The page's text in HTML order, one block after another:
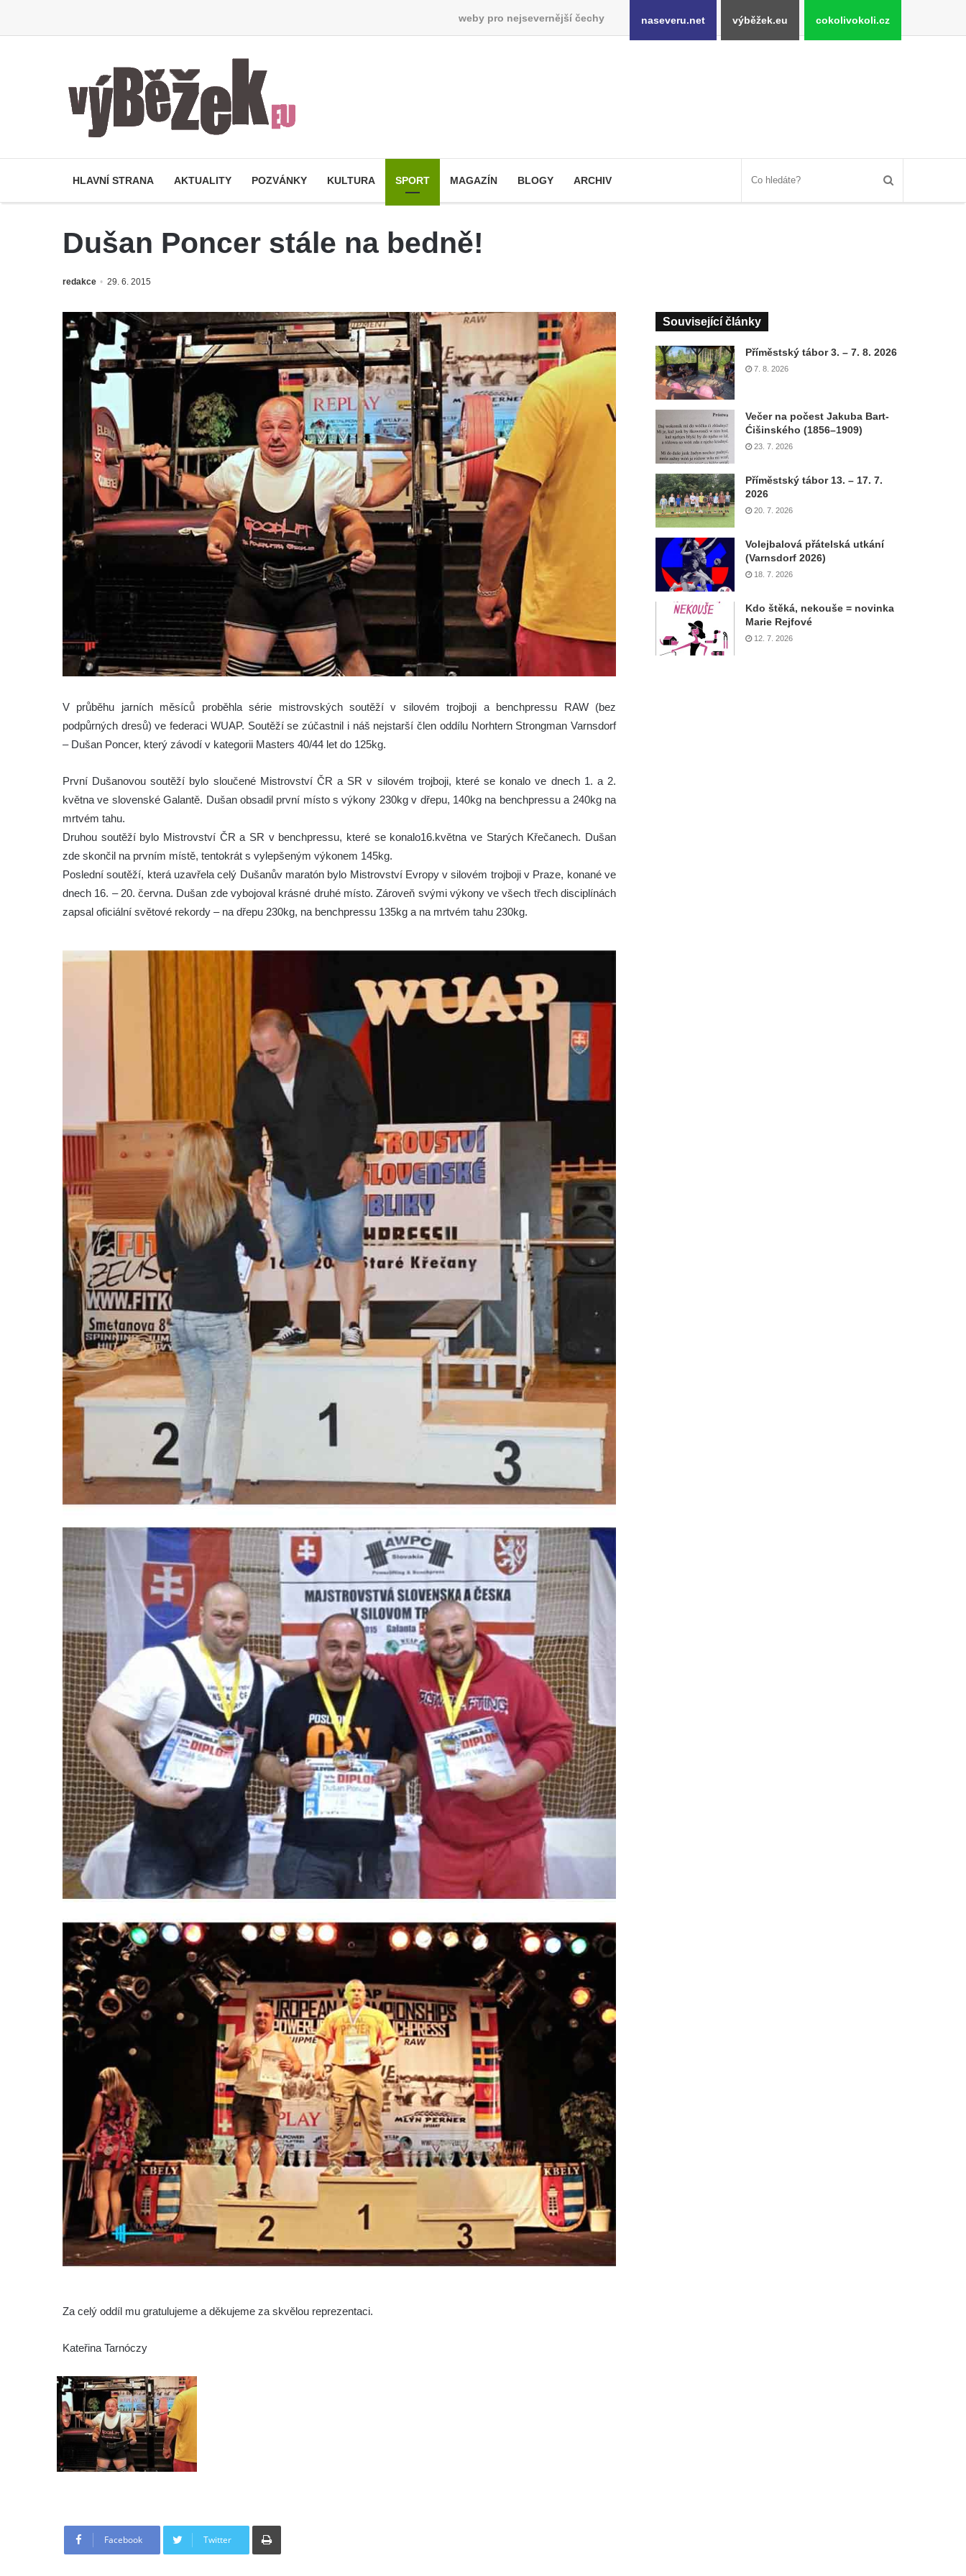
weby pro nejsevernější čechy naseveru.net výběžek.eu cokolivokoli.cz
HLAVNÍ STRANA AKTUALITY POZVÁNKY KULTURA SPORT MAGAZÍN BLOGY ARCHIV
Dušan Poncer stále na bedně!
redakce 29. 6. 2015
V průběhu jarních měsíců proběhla série mistrovských soutěží v silovém trojboji a benchpressu RAW (bez
podpůrných dresů) ve federaci WUAP. Soutěží se zúčastnil i náš nejstarší člen oddílu Norhtern Strongman Varnsdorf
– Dušan Poncer, který závodí v kategorii Masters 40/44 let do 125kg.
První Dušanovou soutěží bylo sloučené Mistrovství ČR a SR v silovém trojboji, které se konalo ve dnech 1. a 2.
května ve slovenské Galantě. Dušan obsadil první místo s výkony 230kg v dřepu, 140kg na benchpressu a 240kg na
mrtvém tahu.
Druhou soutěží bylo Mistrovství ČR a SR v benchpressu, které se konalo16.května ve Starých Křečanech. Dušan
zde skončil na prvním místě, tentokrát s vylepšeným výkonem 145kg.
Poslední soutěží, která uzavřela celý Dušanův maratón bylo Mistrovství Evropy v silovém trojboji v Praze, konané ve
dnech 16. – 20. června. Dušan zde vybojoval krásné druhé místo. Zároveň svými výkony ve všech třech disciplínách
zapsal oficiální světové rekordy – na dřepu 230kg, na benchpressu 135kg a na mrtvém tahu 230kg.
Za celý oddíl mu gratulujeme a děkujeme za skvělou reprezentaci.
Kateřina Tarnóczy
Facebook Twitter
Tisknout
Související články
Příměstský tábor 3. – 7. 8. 2026
7. 8. 2026
Večer na počest Jakuba Bart-
Ćišinského (1856–1909)
23. 7. 2026
Příměstský tábor 13. – 17. 7.
2026
20. 7. 2026
Volejbalová přátelská utkání
(Varnsdorf 2026)
18. 7. 2026
Kdo štěká, nekouše = novinka
Marie Rejfové
12. 7. 2026